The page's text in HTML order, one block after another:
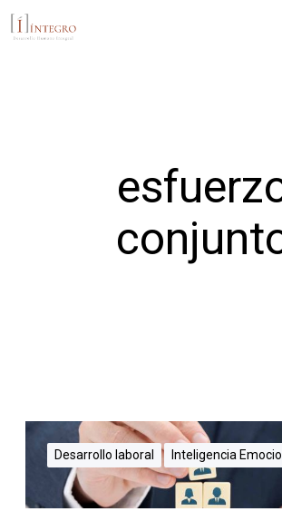
Desarrollo laboral Inteligencia